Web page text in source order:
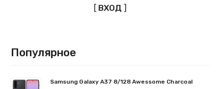
[ ВХОД ]
Популярное
Samsung Galaxy A37 8/128 Awessome Charcoal